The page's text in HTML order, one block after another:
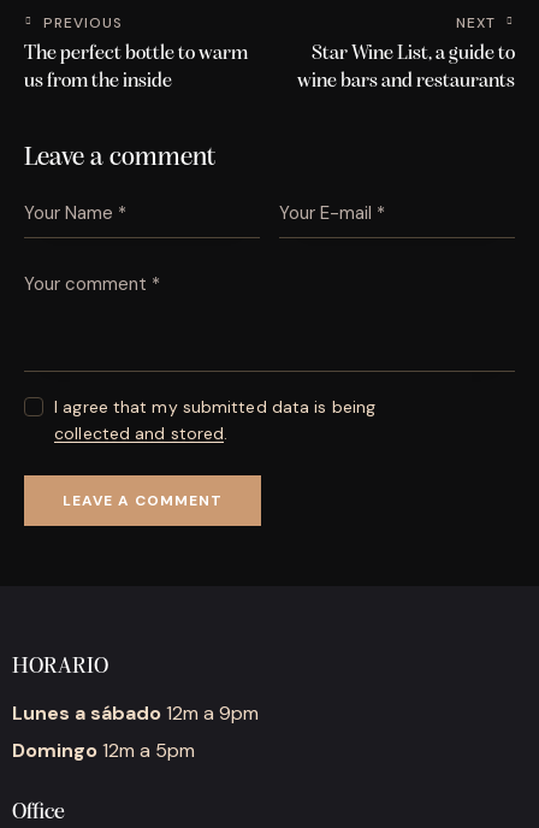
PREVIOUS
The perfect bottle to warm
us from the inside
NEXT
Star Wine List, a guide to
wine bars and restaurants
Leave a comment
I agree that my submitted data is being
collected and stored
HORARIO
Lunes a sábado12m a 9pm
Domingo12m a 5pm
Office